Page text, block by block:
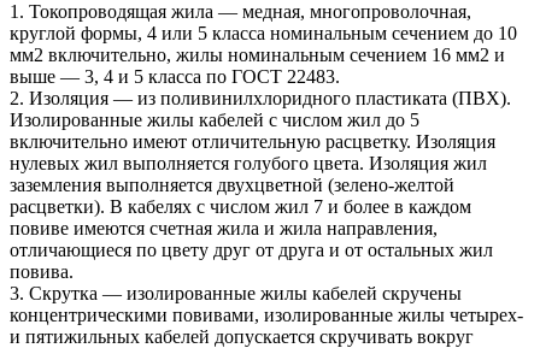
1. Токопроводящая жила — медная, многопроволочная,
круглой формы, 4 или 5 класса номинальным сечением до 10
мм2 включительно, жилы номинальным сечением 16 мм2 и
выше — 3, 4 и 5 класса по ГОСТ 22483.
2. Изоляция — из поливинилхлоридного пластиката (ПВХ).
Изолированные жилы кабелей с числом жил до 5
включительно имеют отличительную расцветку. Изоляция
нулевых жил выполняется голубого цвета. Изоляция жил
заземления выполняется двухцветной (зелено-желтой
расцветки). В кабелях с числом жил 7 и более в каждом
повиве имеются счетная жила и жила направления,
отличающиеся по цвету друг от друга и от остальных жил
повива.
3. Скрутка — изолированные жилы кабелей скручены
концентрическими повивами, изолированные жилы четырех-
и пятижильных кабелей допускается скручивать вокруг